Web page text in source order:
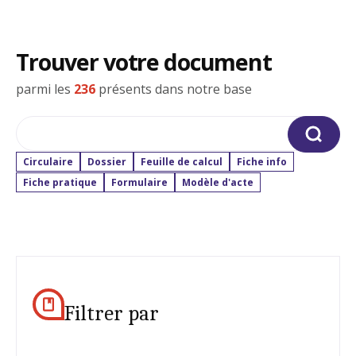
Trouver votre document
parmi les 236 présents dans notre base
Circulaire Dossier Feuille de calcul
Fiche info
Fiche pratique
Formulaire Modèle d'acte
Filtrer par